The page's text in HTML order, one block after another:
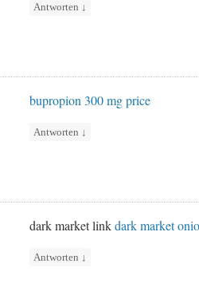
Antworten ↓
bupropion 300 mg price
Antworten ↓
dark market linkdark market
Antworten ↓